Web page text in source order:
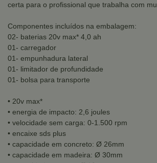
certa para o profissional que trabalha com
Componentes incluídos na embalagem:
02- baterias 20v max* 4,0 ah
01- carregador
01- empunhadura lateral
01- limitador de profundidade
01- bolsa para transporte
• 20v max*
• energia de impacto: 2,6 joules
• velocidade sem carga: 0-1.500 rpm
• encaixe sds plus
• capacidade em concreto: Ø 26mm
• capacidade em madeira: Ø 30mm